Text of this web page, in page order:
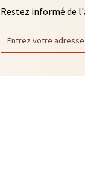
Restez informé de